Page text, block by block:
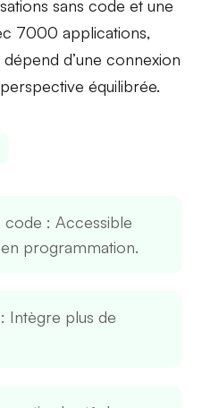
sans code et une
7000 applications,
d’uneconnexion
équilibrée.
code : Accessible
programmation.
: Intègre plus de